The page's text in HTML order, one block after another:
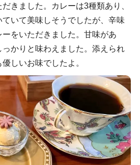
きました。カレーは3種類あり、
いて美味しそうでしたが、辛味
をいただきました。甘味があ
っかりと味わえました。添えられ
しいお味でしたよ。